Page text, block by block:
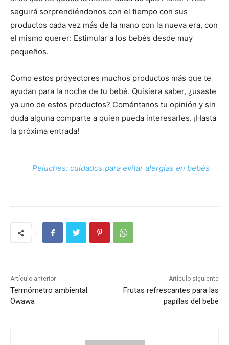
seguirá sorprendiéndonos con el tiempo con sus
productos cada vez más de la mano con la nueva era, con
el mismo querer: Estimular a los bebés desde muy
pequeños.
Como estos proyectores muchos productos más que te
ayudan para la noche de tu bebé. Quisiera saber, ¿usaste
ya uno de estos productos? Coméntanos tu opinión y sin
duda alguna comparte a quien pueda interesarles. ¡Hasta
la próxima entrada!
Peluches: cuidados para evitar alergias en bebés
Artículo anterior
Termómetro ambiental:
Owawa
Artículo siguiente
Frutas refrescantes para las
papillas del bebé